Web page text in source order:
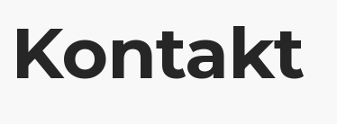
Kontakt